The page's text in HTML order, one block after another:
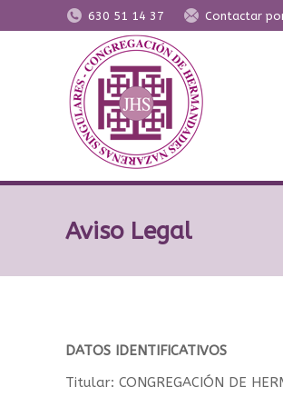
630 51 14 37 Contactar
Aviso Legal
DATOS IDENTIFICATIVOS
Titular: CONGREGACIÓN DE